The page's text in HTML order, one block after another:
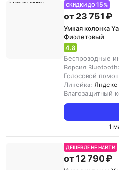
СКИДКИ ДО15 %
от 23 751 ₽
Умная колонка
Фиолетовый
4.8
Беспроводные
Версия Bluetooth:
Голосовой
Линейка: Яндекс
Влагозащитный
1
ДЕШЕВЛЕ НЕ НАЙТИ
от 12 790 ₽